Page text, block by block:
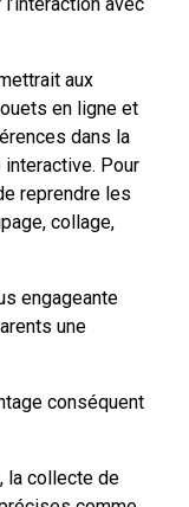
aux
en ligne et
dans la
Pour
reprendre les
collage,
engageante
une
conséquent
la collecte de